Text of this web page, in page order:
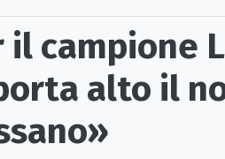
campione
alto il